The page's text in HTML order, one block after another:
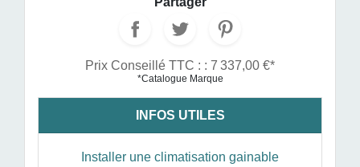
Prix Conseillé TTC : : 7 337,00 €*
*Catalogue Marque
INFOS UTILES
Installer une climatisation gainable